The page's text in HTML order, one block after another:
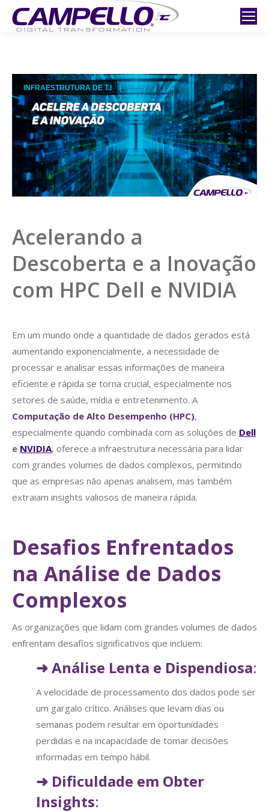
INFRAESTRUTURA DE T.I
Acelerando a
Descoberta e a Inovação
com HPC Dell e NVIDIA
Em um mundo onde a quantidade de dados gerados está
aumentando exponencialmente, a necessidade de
processar e analisar essas informações de maneira
eficiente e rápida se torna crucial, especialmente nos
setores de saúde, mídia e entretenimento. A
Computação de Alto Desempenho (HPC),
especialmente quando combinada com as soluções de Dell
e NVIDIA, oferece a infraestrutura necessária para lidar
com grandes volumes de dados complexos, permitindo
que as empresas não apenas analisem, mas também
extraiam insights valiosos de maneira rápida.
Desafios Enfrentados
na Análise de Dados
Complexos
As organizações que lidam com grandes volumes de dados
enfrentam desafios significativos que incluem:
➜Análise Lenta e Dispendiosa:
A velocidade de processamento dos dados pode ser
um gargalo crítico. Análises que levam dias ou
semanas podem resultar em oportunidades
perdidas e na incapacidade de tomar decisões
informadas em tempo hábil.
➜ Dificuldade em Obter
Insights: